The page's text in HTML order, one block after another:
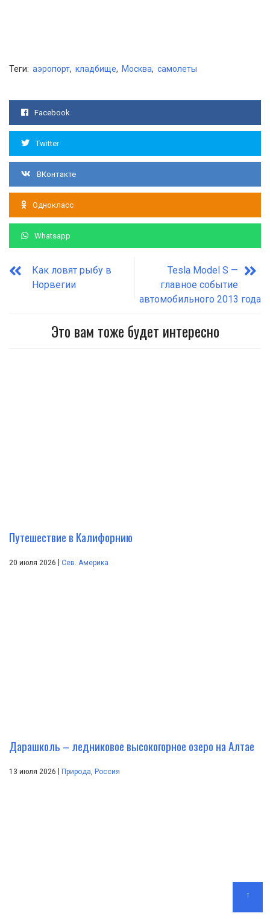
Теги: аэропорт, кладбище, Москва, самолеты
Facebook
Twitter
ВКонтакте
Однокласс
Whatsapp
Как ловят рыбу в
Норвегии
Tesla Model S —
главное событие
автомобильного 2013 года
Это вам тоже будет интересно
Путешествие в Калифорнию
20 июля 2026 Сев. Америка
Дарашколь – ледниковое высокогорное озеро на Алтае
13 июля 2026 | Природа Россия
↑